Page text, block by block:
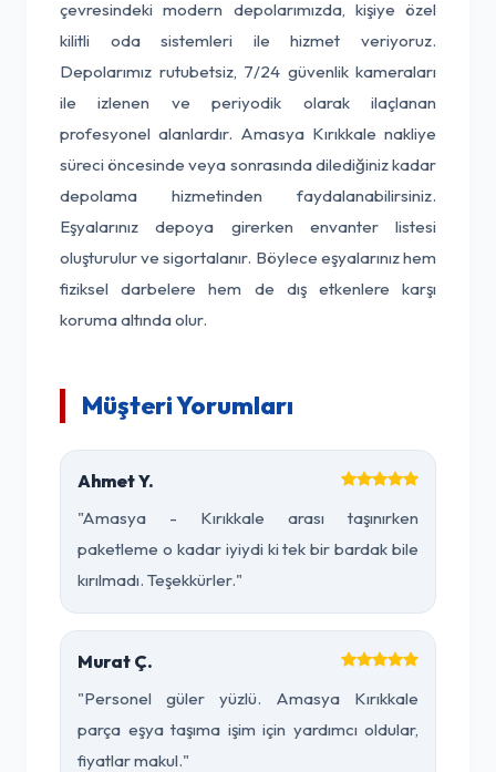
çevresindeki modern depolarımızda, kişiye özel
kilitli oda sistemleri ile hizmet veriyoruz.
Depolarımız rutubetsiz, 7/24 güvenlik kameraları
ile izlenen ve periyodik olarak ilaçlanan
profesyonel alanlardır. Amasya Kırıkkale nakliye
süreci öncesinde veya sonrasında dilediğiniz kadar
depolama hizmetinden faydalanabilirsiniz.
Eşyalarınız depoya girerken envanter listesi
oluşturulur ve sigortalanır. Böylece eşyalarınız hem
fiziksel darbelere hem de dış etkenlere karşı
koruma altında olur.
Müşteri Yorumları
Ahmet Y.
"Amasya - Kırıkkale arası taşınırken
paketleme o kadar iyiydi ki tek bir bardak bile
kırılmadı. Teşekkürler."
Murat Ç.
"Personel güler yüzlü. Amasya Kırıkkale
parça eşya taşıma işim için yardımcı oldular,
fiyatlar makul."